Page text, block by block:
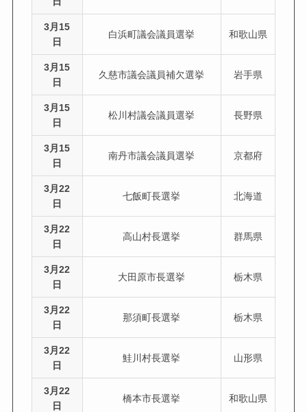
3月15
日
白浜町議会議員選挙 和歌山県
3月15
日
久慈市議会議員補欠選挙 岩手県
3月15
日
松川村議会議員選挙 長野県
3月15
日
南丹市議会議員選挙 京都府
3月22
日
七飯町長選挙 北海道
3月22
日
高山村長選挙 群馬県
3月22
日
大田原市長選挙 栃木県
3月22
日
那須町長選挙 栃木県
3月22
日
鮭川村長選挙 山形県
3月22
日
橋本市長選挙 和歌山県